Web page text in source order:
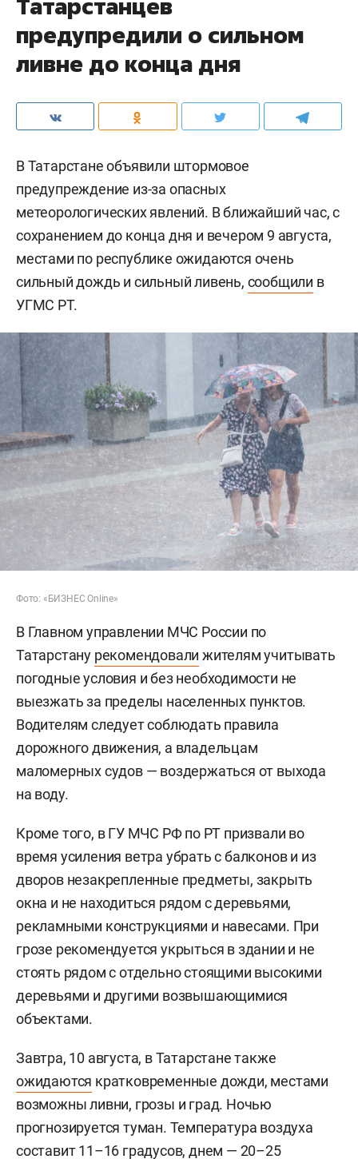
предупредили о сильном
ливне до конца дня
В Татарстане объявили штормовое
предупреждение из-за опасных
метеорологических явлений. В ближайший час, с
сохранением до конца дня и вечером 9 августа,
местами по республике ожидаются очень
сильный дождь и сильный ливень, сообщили в
УГМС РТ.
Фото: «БИЗНЕС Online»
В Главном управлении МЧС России по
Татарстану рекомендовали жителям учитывать
погодные условия и без необходимости не
выезжать за пределы населенных пунктов.
Водителям следует соблюдать правила
дорожного движения, а владельцам
маломерных судов — воздержаться от выхода
на воду.
Кроме того, в ГУ МЧС РФ по РТ призвали во
время усиления ветра убрать с балконов и из
дворов незакрепленные предметы, закрыть
окна и не находиться рядом с деревьями,
рекламными конструкциями и навесами. При
грозе рекомендуется укрыться в здании и не
стоять рядом с отдельно стоящими высокими
деревьями и другими возвышающимися
объектами.
Завтра, 10 августа, в Татарстане также
ожидаются кратковременные дожди, местами
возможны ливни, грозы и град. Ночью
прогнозируется туман. Температура воздуха
составит 11–16 градусов, днем — 20–25